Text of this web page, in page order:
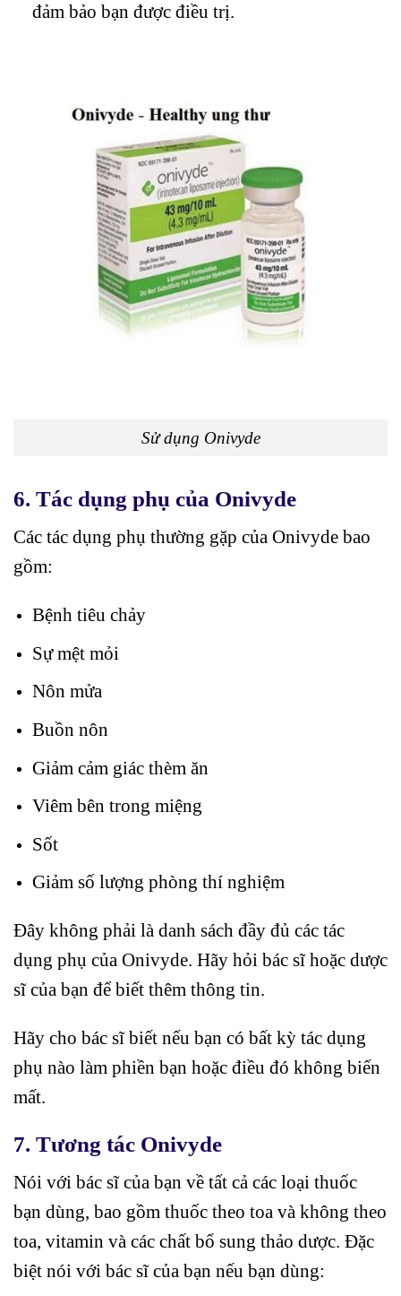
đảm bảo bạn được điều trị.
Sử dụng Onivyde
6. Tác dụng phụ của Onivyde
Các tác dụng phụ thường gặp của Onivyde bao
gồm:
Bệnh tiêu chảy
Sự mệt mỏi
Nôn mửa
Buồn nôn
Giảm cảm giác thèm ăn
Viêm bên trong miệng
Sốt
Giảm số lượng phòng thí nghiệm
Đây không phải là danh sách đầy đủ các tác
dụng phụ của Onivyde. Hãy hỏi bác sĩ hoặc dược
sĩ của bạn để biết thêm thông tin.
Hãy cho bác sĩ biết nếu bạn có bất kỳ tác dụng
phụ nào làm phiền bạn hoặc điều đó không biến
mất.
7. Tương tác Onivyde
Nói với bác sĩ của bạn về tất cả các loại thuốc
bạn dùng, bao gồm thuốc theo toa và không theo
toa, vitamin và các chất bổ sung thảo dược. Đặc
biệt nói với bác sĩ của bạn nếu bạn dùng: